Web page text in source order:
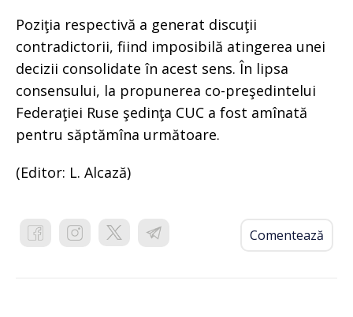
Poziţia respectivă a generat discuţii
contradictorii, fiind imposibilă atingerea unei
decizii consolidate în acest sens. În lipsa
consensului, la propunerea co-preşedintelui
Federaţiei Ruse şedinţa CUC a fost amînată
pentru săptămîna următoare.
(Editor: L. Alcază)
Comentează